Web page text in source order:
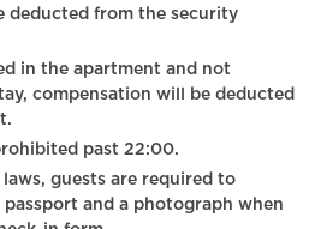
deducted from the security
compensation will be deducted
past 22:00.
and a photograph when